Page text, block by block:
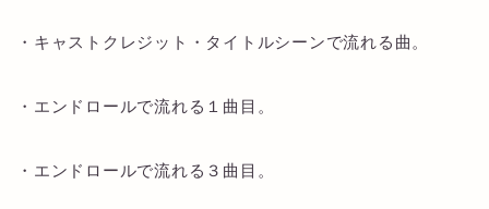
・キャストクレジット・タイトルシーンで流れる曲。
・エンドロールで流れる１曲目。
・エンドロールで流れる３曲目。